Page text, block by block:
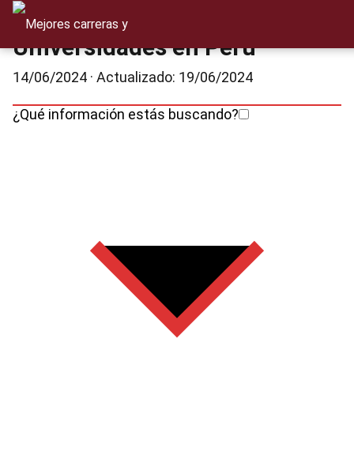
Universidades en Perú
14/06/2024 · Actualizado: 19/06/2024
¿Qué información estás buscando?